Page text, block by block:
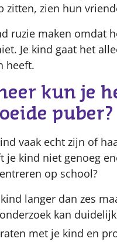
zitten, zien hun
ruzie maken omdat
Je kind gaat het
heeft.
kun je
puber?
vaak echt zijn of
je kind niet genoeg
op school?
langer dan zes
kan
met je kind en